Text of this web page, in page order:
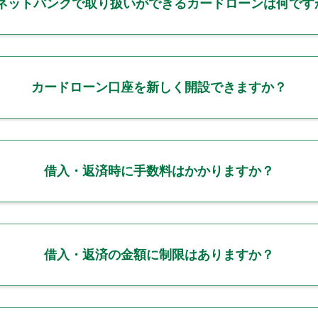
ットバンクで取り扱いができるカードローンは何です
カードローン口座を新しく開設できますか？
借入・返済時に手数料はかかりますか？
借入・返済の金額に制限はありますか？